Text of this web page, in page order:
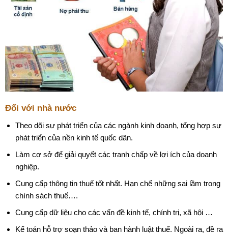
Đối với nhà nước
Theo dõi sự phát triển của các ngành kinh doanh, tổng hợp sự
phát triển của nền kinh tế quốc dân.
Làm cơ sở để giải quyết các tranh chấp về lợi ích của doanh
nghiệp.
Cung cấp thông tin thuế tốt nhất. Hạn chế những sai lầm trong
chính sách thuế….
Cung cấp dữ liệu cho các vấn đề kinh tế, chính trị, xã hội …
Kế toán hỗ trợ soạn thảo và ban hành luật thuế. Ngoài ra, đề ra